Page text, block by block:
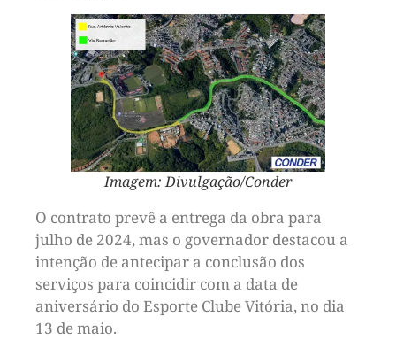
Imagem: Divulgação/Conder
O contrato prevê a entrega da obra para
julho de 2024, mas o governador destacou a
intenção de antecipar a conclusão dos
serviços para coincidir com a data de
aniversário do Esporte Clube Vitória, no dia
13 de maio.